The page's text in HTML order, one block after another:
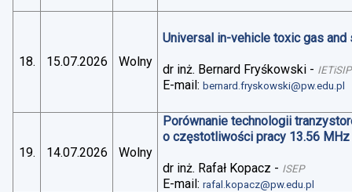
18. 15.07.2026 Wolny
Universal in-vehicle toxic gas
dr inż. Bernard Fryśkowski - IETiSIP
E-mail:bernard.fryskowski@pw.edu.pl
19. 14.07.2026 Wolny
Porównanie technologii
o częstotliwości pracy 13.56 MHz
dr inż. Rafał Kopacz - ISEP
E-mail:rafal.kopacz@pw.edu.pl